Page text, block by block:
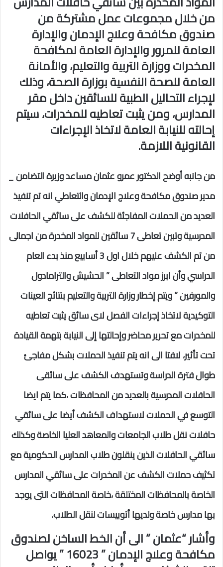
من خلال مجموعات عمل مشتركة من
صندوق مكافحة وعلاج الإدمان والإدارة
العامة للمرور والإدارة العامة لمكافحة
المخدرات ووزارة التربية والتعليم، والأمانة
العامة للصحة النفسية بوزارة الصحة، وذلك
لإجراء التحاليل الطبية للسائقين داخل مقر
المدارس، ومن يثبت تعاطيه للمخدرات، سيتم
إحالته للنيابة العامة لاتخاذ الإجراءات
القانونية اللازمة‪ .‬
من جانبه أوضح الدكتور عمرو عثمان مساعد وزيرة التضامن _
مدير صندوق مكافحة وعلاج الإدمان والتعاطي انه تم تنفيذ
العديد من الحملات المفاجئة للكشف على سائقي الحافلات
المدرسية وتبين تعاطى 7 سائقين للمواد المخدرة من اجمالى
من تم الكشف عليهم خلال اول 3 أسابيع منذ بدء العام
الدراسي وأن ابرز مواد التعاطى ” الحشيش والترامادول
والمورفين ” ويتم إخطار وزارة التربية والتعليم بنتائج العينات
التوكيدية لاتخاذ إجراءات الفصل لاى سائق يثبت تعاطيه
للمخدرات مع تحرير محاضر وإحالتها إلى النيابة بتهمة القيادة
تحت تأثير، لافتا الى انه يتم تنفيذ الحملات بشكل مفاجئ
طوال فترة الدراسة وتستهدف الكشف على سائقى
الحافلات المدرسية بالعديد من المحافظات ،كما يتم ايضا
التوسع في الحملات لاستهداف الكشف أيضا على سائقي
حافلات نقل طلاب الجامعات والمعاهد العليا الخاصة وكذلك
سائقي الحافلات الذين ينقلون طلاب المدارس الحكومية مع
تكثيف حملات الكشف عن المخدرات على سائقي المدارس
الخاصة بالمحافظات المختلقة ،خاصة المحافظات التى يوجد
بها مدارس خاصة ولديها أتوبيسات لنقل الطلاب.
وأشار “عثمان ” الى أن الخط الساخن لصندوق
مكافحة وعلاج الإدمان ” 16023 ” يواصل